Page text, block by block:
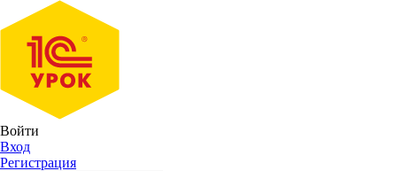
Войти
Вход
Регистрация